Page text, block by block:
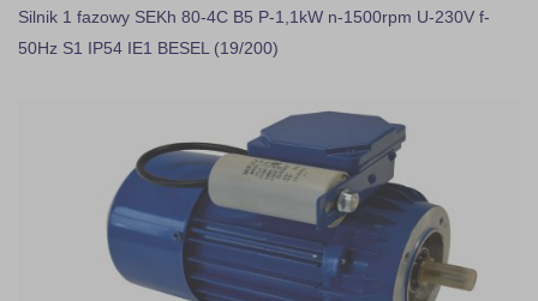
Silnik 1 fazowy SEKh 80-4C B5 P-1,1kW n-1500rpm U-230V f-
50Hz S1 IP54 IE1 BESEL (19/200)